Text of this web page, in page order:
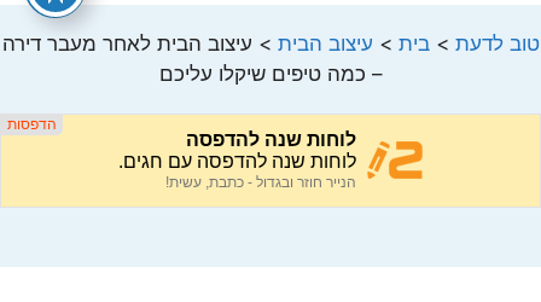
טוב לדעת >בית > עיצוב הבית > עיצוב הבית לאחר מעבר דירה
– כמה טיפים שיקלו עליכם